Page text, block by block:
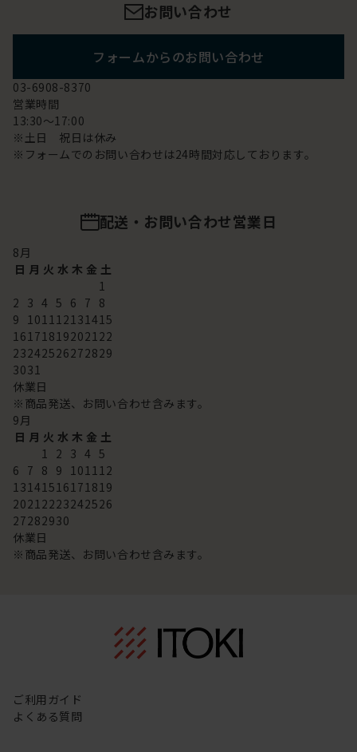
お問い合わせ
フォームからのお問い合わせ
03-6908-8370
営業時間
13:30～17:00
※土日 祝日は休み
※フォームでのお問い合わせは24時間対応しております。
配送・お問い合わせ営業日
8月
日 月 火 水 木 金 土
1
2 3 4 5 6 7 8
9 101112131415
16171819202122
23242526272829
3031
休業日
※商品発送、お問い合わせ含みます。
9月
日 月 火 水 木 金 土
1 2 3 4 5
6 7 8 9 101112
13141516171819
20212223242526
27282930
休業日
※商品発送、お問い合わせ含みます。
ご利用ガイド
よくある質問